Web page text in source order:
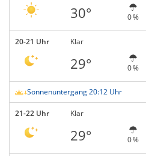
30° 0 %
20-21 Uhr Klar
29° 0 %
Sonnenuntergang 20:12 Uhr
21-22 Uhr Klar
29° 0 %